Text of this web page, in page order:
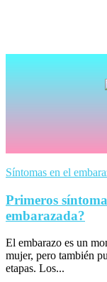
Síntomas en el
Primeros
embarazada?
El embarazo es un
mujer, pero también
etapas. Los...